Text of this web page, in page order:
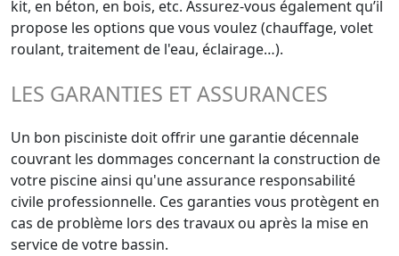
kit, en béton, en bois, etc. Assurez-vous également qu’il
propose les options que vous voulez (chauffage, volet
roulant, traitement de l'eau, éclairage…).
LES GARANTIES ET ASSURANCES
Un bon pisciniste doit offrir une garantie décennale
couvrant les dommages concernant la construction de
votre piscine ainsi qu'une assurance responsabilité
civile professionnelle. Ces garanties vous protègent en
cas de problème lors des travaux ou après la mise en
service de votre bassin.